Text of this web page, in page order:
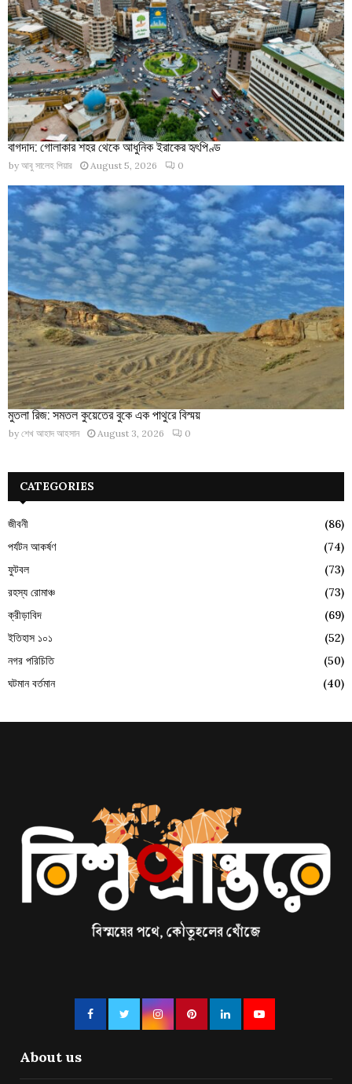
বাগদাদ: গোলাকার শহর থেকে আধুনিক ইরাকের হৃৎপিণ্ড
by আবু সালেহ পিয়ার August 5, 2026 0
মুতলা রিজ: সমতল কুয়েতের বুকে এক পাথুরে বিস্ময়
by শেখ আহাদ আহসান August 3, 2026 0
CATEGORIES
জীবনী
(86)
পর্যটন আকর্ষণ
(74)
ফুটবল
(73)
রহস্য রোমাঞ্চ
(73)
ক্রীড়াবিদ
(69)
ইতিহাস ১০১
(52)
নগর পরিচিতি
(50)
ঘটমান বর্তমান
(40)
About us